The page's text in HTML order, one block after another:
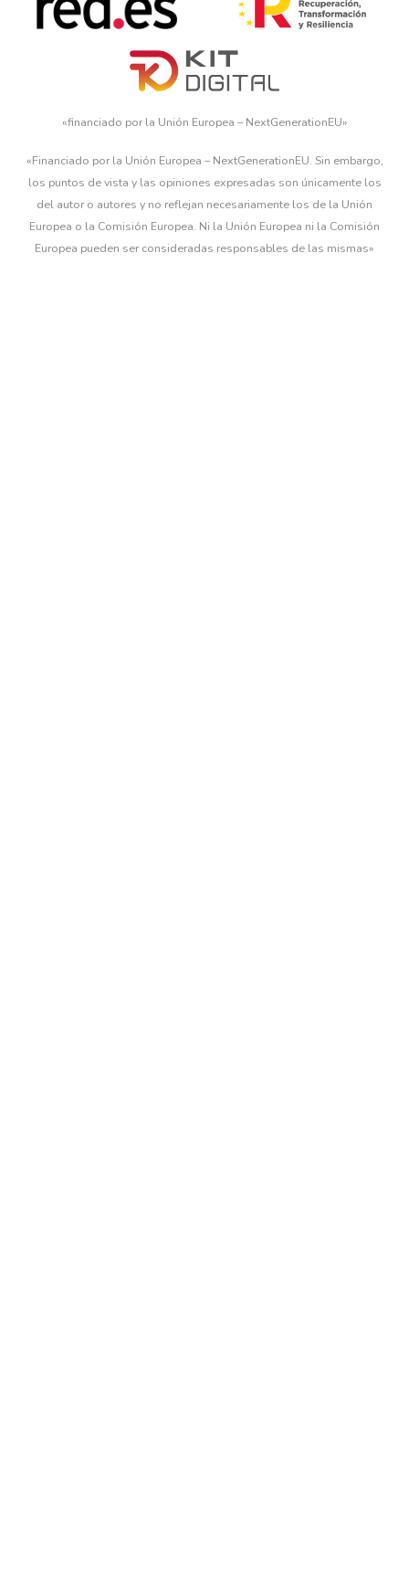
«financiado por la Unión Europea – NextGenerationEU»
«Financiado por la Unión Europea – NextGenerationEU. Sin embargo,
los puntos de vista y las opiniones expresadas son únicamente los
del autor o autores y no reflejan necesariamente los de la Unión
Europea o la Comisión Europea. Ni la Unión Europea ni la Comisión
Europea pueden ser consideradas responsables de las mismas»